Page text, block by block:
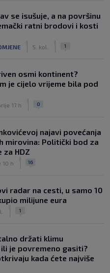
se isušuje, a na površinu
ratni brodovi i kosti
5. kol. 1
osmi kontinent?
je cijelo vrijeme bila pod
17 h 0
najavi povećanja
mirovina: Politički bod za
za HDZ
10 h 16
radar na cesti, u samo 10
milijune eura
1
držati klimu
je povremeno gasiti?
kada ćete najviše